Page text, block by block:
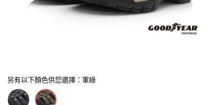
另有以下顏色供您選擇：軍綠